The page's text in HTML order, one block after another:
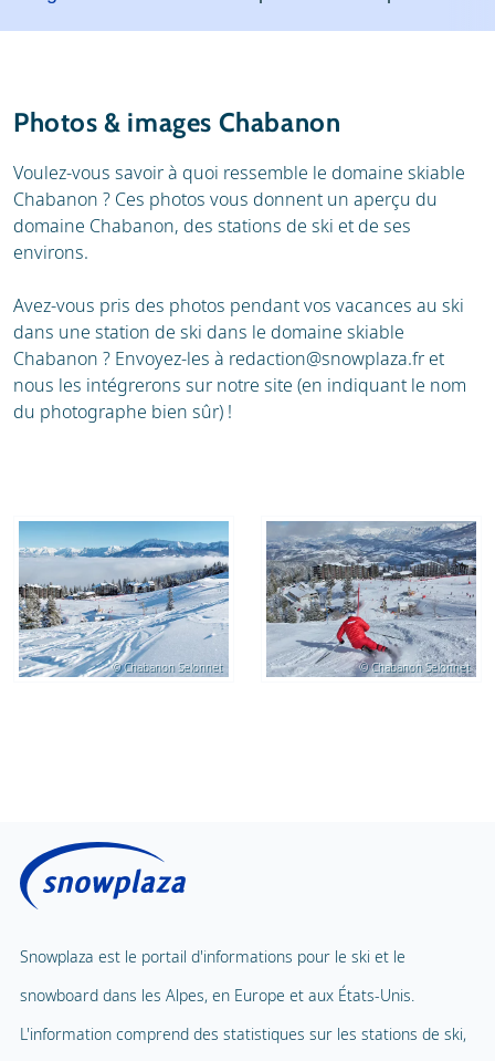
Location
Location de ski
Photos & images Chabanon
Voulez-vous savoir à quoi ressemble le domaine skiable
Chabanon ? Ces photos vous donnent un aperçu du
domaine Chabanon, des stations de ski et de ses
environs.
Avez-vous pris des photos pendant vos vacances au ski
dans une station de ski dans le domaine skiable
Chabanon ? Envoyez-les à redaction@snowplaza.fr et
nous les intégrerons sur notre site (en indiquant le nom
du photographe bien sûr) !
© Chabanon Selonnet © Chabanon Selonnet
Snowplaza est le portail d'informations pour le ski et le
snowboard dans les Alpes, en Europe et aux États-Unis.
L'information comprend des statistiques sur les stations de ski,